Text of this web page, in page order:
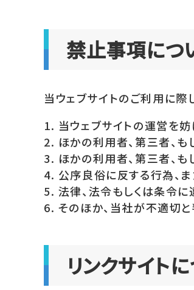
禁止事項につ
当ウェブサイトのご利用に際
当ウェブサイトの運営を
ほかの利用者、第三者、
ほかの利用者、第三者、
公序良俗に反する行為、
法律、法令もしくは条令
そのほか、当社が不適切と
リンクサイト